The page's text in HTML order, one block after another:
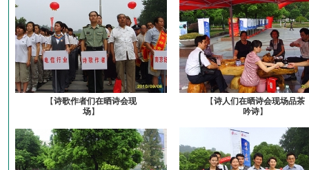
【诗歌作者们在晒诗会现
场】
【诗人们在晒诗会现场品茶
吟诗】